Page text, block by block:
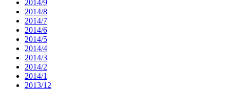
2014/9
2014/8
2014/7
2014/6
2014/5
2014/4
2014/3
2014/2
2014/1
2013/12